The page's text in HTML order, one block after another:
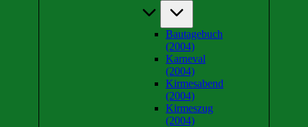
Bautagebuch
(2004)
Karneval
(2004)
Kirmesabend
(2004)
Kirmeszug
(2004)